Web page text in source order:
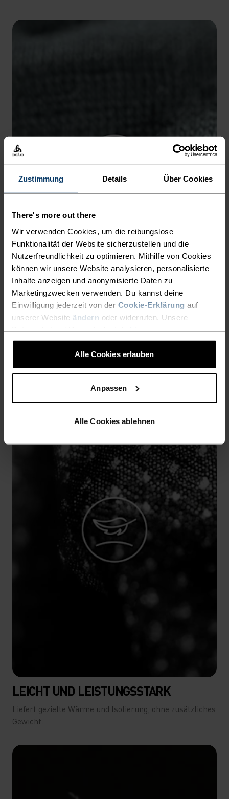
Zustimmung Details Über Cookies
There's more out there
Wir verwenden Cookies, um die reibungslose
Funktionalität der Website sicherzustellen und die
Nutzerfreundlichkeit zu optimieren. Mithilfe von Cookies
können wir unsere Website analysieren, personalisierte
Inhalte anzeigen und anonymisierte Daten zu
Marketingzwecken verwenden. Du kannst deine
Einwilligung jederzeit von der Cookie-Erklärung auf
unserer Website ändern oder widerrufen. Unsere
Alle Cookies erlauben
Anpassen
Alle Cookies ablehnen
5°
-20°
-25°
-30°
5°
-15°
-20°
-30°
SCHUTZ VOR SCHEUERSTELLEN
lästiges Scheuern verursacht.
LEICHT UND LEISTUNGSSTARK
Liefert gezielte Wärme und Isolierung, ohne zusätzliches
Gewicht.